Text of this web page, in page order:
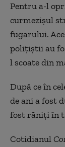
Pentru a-l
curmezișul
fugarului.
polițiștii au
l scoate din
După ce în
de ani a fost
fost răniți în
Cotidianul